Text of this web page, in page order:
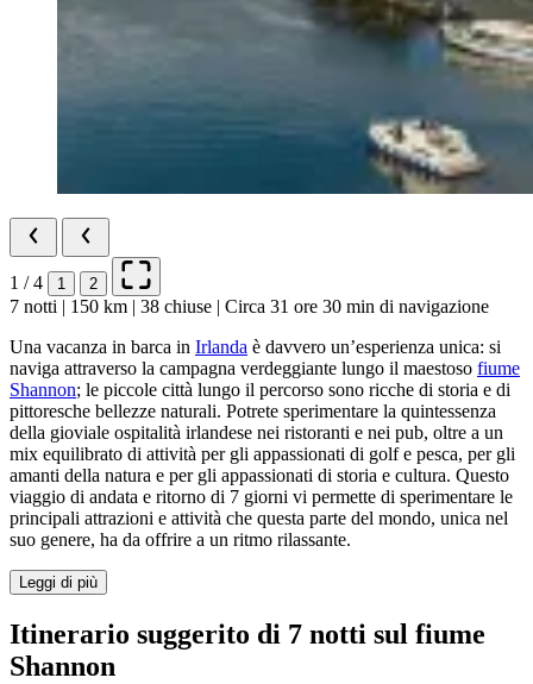
1 / 4 1 2
7 notti | 150 km | 38 chiuse | Circa 31 ore 30 min di navigazione
Una vacanza in barca in Irlanda è davvero un’esperienza unica: si
naviga attraverso la campagna verdeggiante lungo il maestoso fiume
Shannon; le piccole città lungo il percorso sono ricche di storia e di
pittoresche bellezze naturali. Potrete sperimentare la quintessenza
della gioviale ospitalità irlandese nei ristoranti e nei pub, oltre a un
mix equilibrato di attività per gli appassionati di golf e pesca, per gli
amanti della natura e per gli appassionati di storia e cultura. Questo
viaggio di andata e ritorno di 7 giorni vi permette di sperimentare le
principali attrazioni e attività che questa parte del mondo, unica nel
suo genere, ha da offrire a un ritmo rilassante.
Leggi di più
Itinerario suggerito di 7 notti sul fiume
Shannon